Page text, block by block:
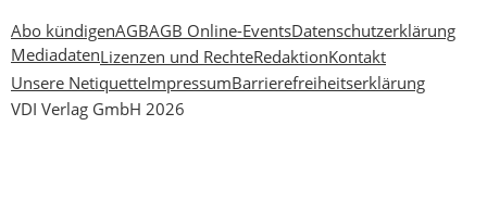
Abo kündigenAGBAGB Online-EventsDatenschutzerklärung
MediadatenLizenzen und RechteRedaktionKontakt
Unsere NetiquetteImpressumBarrierefreiheitserklärung
VDI Verlag GmbH 2026